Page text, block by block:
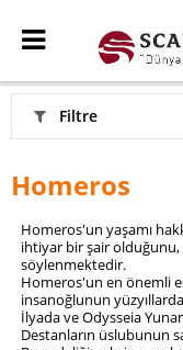
Filtre
Homeros
Homeros'un yaşamı
ihtiyar bir şair olduğunu,
söylenmektedir.
Homeros'un en önemli
insanoğlunun
İlyada ve Odysseia
Destanların üslubunun